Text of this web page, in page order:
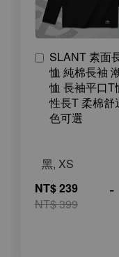
SLANT 素面
恤 純棉長袖
恤 長袖平口T
性長T 柔棉舒
色可選
NT$ 239
NT$ 399
-